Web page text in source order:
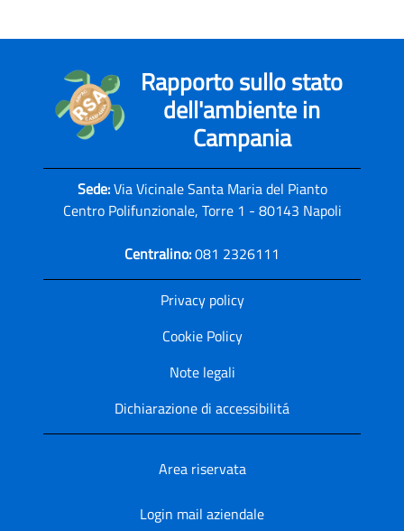
Rapporto sullo stato
dell'ambiente in
Campania
Sede:Via Vicinale Santa Maria del Pianto
Centro Polifunzionale, Torre 1 - 80143 Napoli
Centralino:081 2326111
Privacy policy
Cookie Policy
Note legali
Dichiarazione di accessibilitá
Area riservata
Login mail aziendale